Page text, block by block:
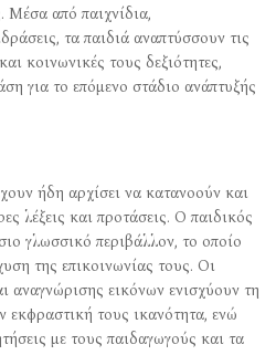
Μέσα από παιχνίδια,
τα παιδιά αναπτύσσουν τις
κοινωνικές τους δεξιότητες,
για το επόμενο στάδιο ανάπτυξής
ήδη αρχίσει να κατανοούν και
λέξεις και προτάσεις. Ο παιδικός
γλωσσικό περιβάλλον, το οποίο
της επικοινωνίας τους. Οι
αναγνώρισης εικόνων ενισχύουν τη
εκφραστική τους ικανότητα, ενώ
με τους παιδαγωγούς και τα